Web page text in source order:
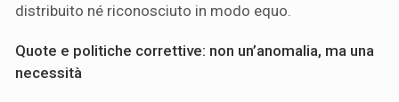
distribuito né riconosciuto in modo equo.
Quote e politiche correttive: non un’anomalia, ma una
necessità